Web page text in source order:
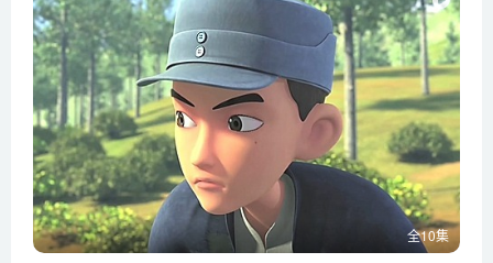
全10集